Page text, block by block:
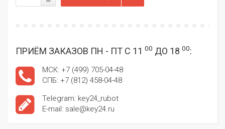
ПРИЁМ ЗАКАЗОВ ПН - ПТ С 11 00 ДО 18 00:
МСК: +7 (499) 705-04-48
СПБ: +7 (812) 458-04-48
Telegram: key24_rubot
E-mail: sale@key24.ru